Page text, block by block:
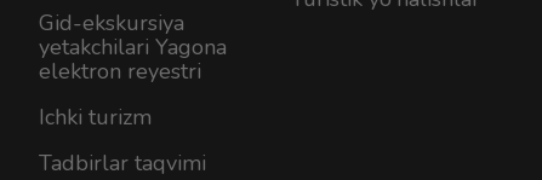
Gid-ekskursiya
yetakchilari Yagona
elektron reyestri
Ichki turizm
Tadbirlar taqvimi